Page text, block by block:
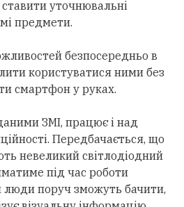
уточнювальні
предмети.
безпосередньо в
користуватися ними без
смартфон у руках.
ЗМІ, працює і над
Передбачається, що
невеликий світлодіодний
під час роботи
поруч зможуть бачити,